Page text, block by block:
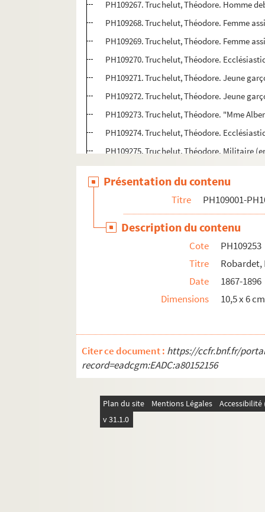
PH109267. Truchelut, Théodore. Homme
PH109268. Truchelut, Théodore. Femme
PH109269. Truchelut, Théodore. Femme
PH109270. Truchelut, Théodore.
PH109271. Truchelut, Théodore. Jeune
PH109272. Truchelut, Théodore. Jeune
PH109273. Truchelut, Théodore. "Mme
PH109274. Truchelut, Théodore.
PH109275. Truchelut, Théodore. Militaire
PH109276. Viane, Jean-Marie. Jeune
PH109277. Viane, Jean-Marie. Femme
PH109278. Viane, Jean-Marie. Fillette
PH109279. Viane, Jean-Marie. Femme
PH109280. Viane, Jean-Marie. Femme
PH109281. Viane, Jean-Marie. Jeune
PH109282. Viane, Jean-Marie. Jeune
PH109283-PH109331
PH109438-PH109573
PH109574-PH109751
PH110772-PH110785 - L'Institut allemand en
Présentation du contenu
Titre PH109001-
Description du contenu
Cote
PH109253
Titre
Robardet,
Date
1867-1896
Dimensions
10,5 x 6 cm
Citer ce document : https://ccfr.bnf.fr/
record=eadcgm:EADC:a80152156
Plan du site Mentions Légales
v 31.1.0